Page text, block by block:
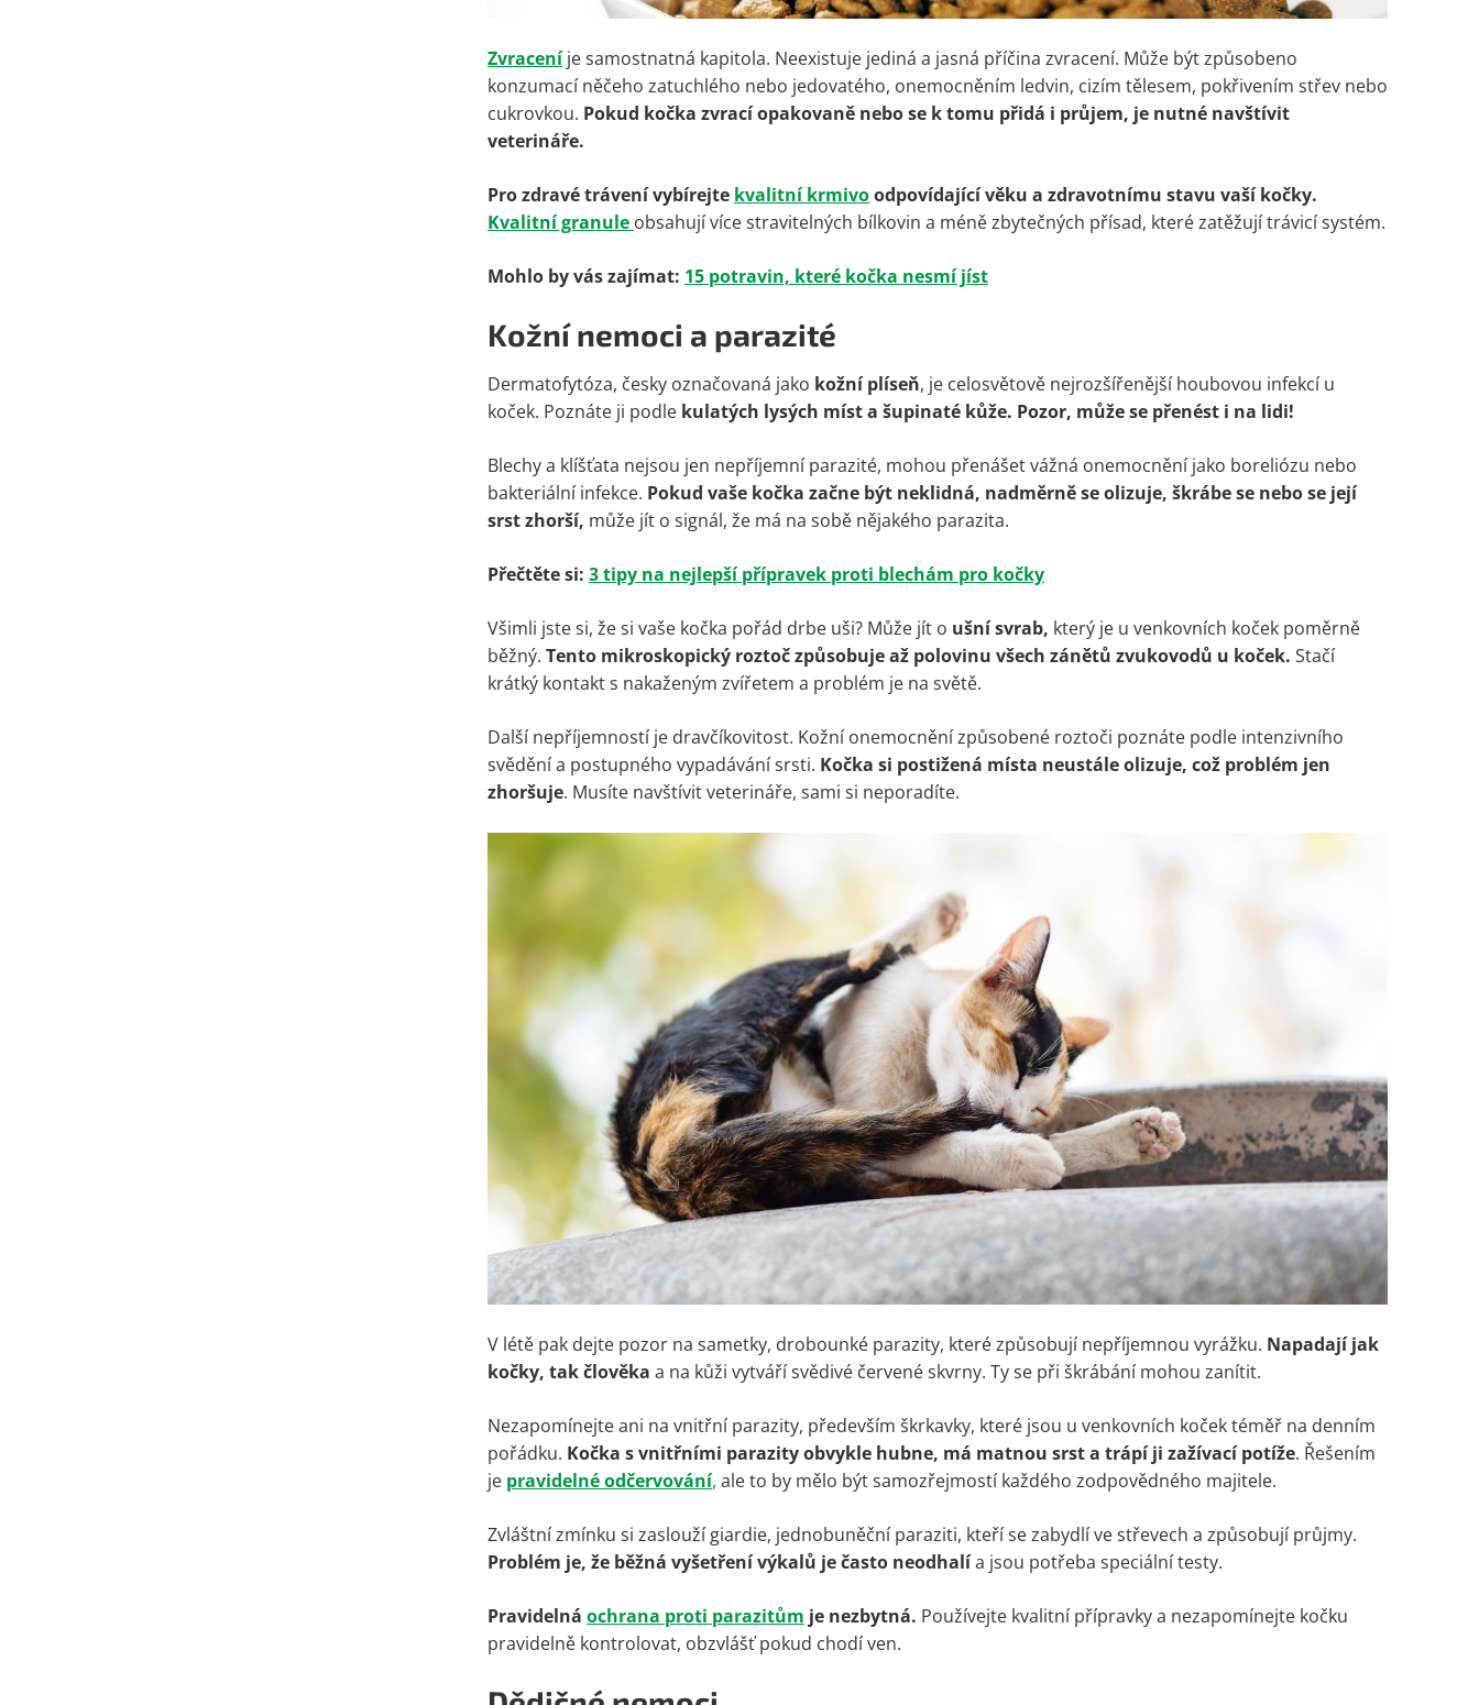
Zvraceníje samostnatná kapitola. Neexistuje jediná a jasná příčina zvracení. Může být způsobeno
konzumací něčeho zatuchlého nebo jedovatého, onemocněním ledvin, cizím tělesem, pokřivením střev nebo
cukrovkou. Pokud kočka zvrací opakovaně nebo se k tomu přidá i průjem, je nutné navštívit
veterináře.
Pro zdravé trávení vybírejte kvalitní krmivoodpovídající věku a zdravotnímu stavu vaší kočky.
Kvalitní granule obsahují více stravitelných bílkovin a méně zbytečných přísad, které zatěžují trávicí systém.
Mohlo by vás zajímat: 15 potravin, které kočka nesmí jíst
Kožní nemoci a parazité
Dermatofytóza, česky označovaná jako kožní plíseň, je celosvětově nejrozšířenější houbovou infekcí u
koček. Poznáte ji podle kulatých lysých míst a šupinaté kůže. Pozor, může se přenést i na lidi!
Blechy a klíšťata nejsou jen nepříjemní parazité, mohou přenášet vážná onemocnění jako boreliózu nebo
bakteriální infekce. Pokud vaše kočka začne být neklidná, nadměrně se olizuje, škrábe se nebo se její
srst zhorší, může jít o signál, že má na sobě nějakého parazita.
Přečtěte si: 3 tipy na nejlepší přípravek proti blechám pro kočky
Všimli jste si, že si vaše kočka pořád drbe uši? Může jít o ušní svrab, který je u venkovních koček poměrně
běžný. Tento mikroskopický roztoč způsobuje až polovinu všech zánětů zvukovodů u koček. Stačí
krátký kontakt s nakaženým zvířetem a problém je na světě.
Další nepříjemností je dravčíkovitost. Kožní onemocnění způsobené roztoči poznáte podle intenzivního
svědění a postupného vypadávání srsti. Kočka si postižená místa neustále olizuje, což problém jen
zhoršuje. Musíte navštívit veterináře, sami si neporadíte.
V létě pak dejte pozor na sametky, drobounké parazity, které způsobují nepříjemnou vyrážku. Napadají jak
kočky, tak člověka a na kůži vytváří svědivé červené skvrny. Ty se při škrábání mohou zanítit.
Nezapomínejte ani na vnitřní parazity, především škrkavky, které jsou u venkovních koček téměř na denním
pořádku. Kočka s vnitřními parazity obvykle hubne, má matnou srst a trápí ji zažívací potíže. Řešením
je pravidelné odčervování, ale to by mělo být samozřejmostí každého zodpovědného majitele.
Zvláštní zmínku si zaslouží giardie, jednobuněční paraziti, kteří se zabydlí ve střevech a způsobují průjmy.
Problém je, že běžná vyšetření výkalů je často neodhalía jsou potřeba speciální testy.
Pravidelná ochrana proti parazitům je nezbytná. Používejte kvalitní přípravky a nezapomínejte kočku
pravidelně kontrolovat, obzvlášť pokud chodí ven.